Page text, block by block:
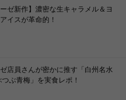
ーゼ新作】濃密な生キャラメル＆ヨ
イスが革命的！
店員さんが密かに推す「白州名水
ぶ青梅」を実食レポ！